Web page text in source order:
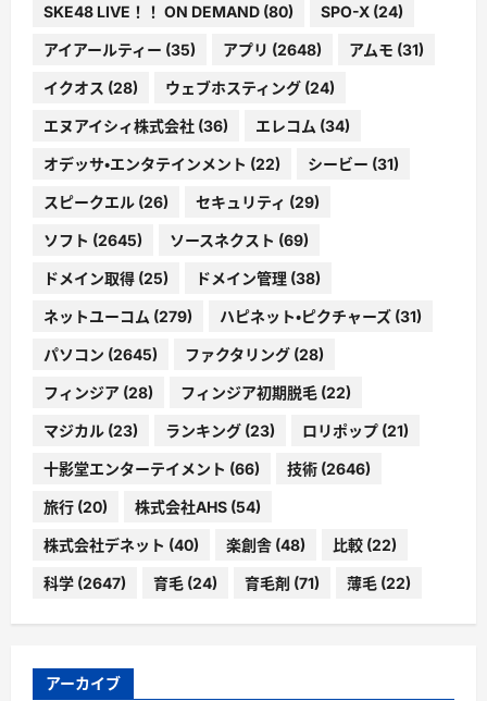
SKE48 LIVE！！ ON DEMAND (80) SPO-X (24)
アイアールティー (35) アプリ (2648) アムモ (31)
イクオス (28) ウェブホスティング (24)
エヌアイシィ株式会社 (36) エレコム (34)
オデッサ・エンタテインメント (22) シービー (31)
スピークエル (26) セキュリティ (29)
ソフト (2645) ソースネクスト (69)
ドメイン取得 (25) ドメイン管理 (38)
ネットユーコム (279) ハピネット・ピクチャーズ (31)
パソコン (2645) ファクタリング (28)
フィンジア (28) フィンジア初期脱毛 (22)
マジカル (23) ランキング (23) ロリポップ (21)
十影堂エンターテイメント (66) 技術 (2646)
旅行 (20) 株式会社AHS (54)
株式会社デネット (40) 楽創舎 (48) 比較 (22)
科学 (2647) 育毛 (24) 育毛剤 (71) 薄毛 (22)
アーカイブ